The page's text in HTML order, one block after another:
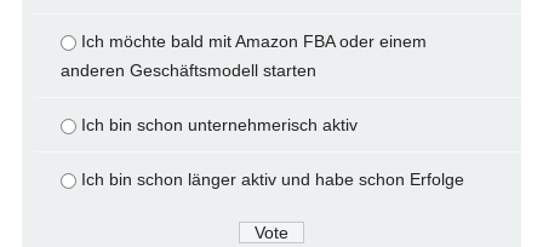
Ich möchte bald mit Amazon FBA oder einem
anderen Geschäftsmodell starten
Ich bin schon unternehmerisch aktiv
Ich bin schon länger aktiv und habe schon Erfolge